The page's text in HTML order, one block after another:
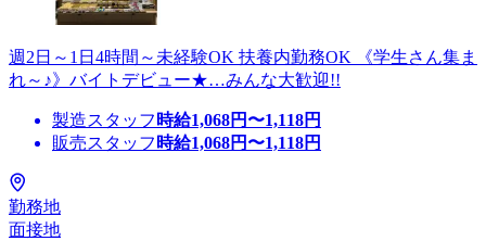
週2日～1日4時間～未経験OK 扶養内勤務OK 《学生さん集ま
れ～♪》バイトデビュー★…みんな大歓迎!!
製造スタッフ 時給1,068円〜1,118円
販売スタッフ 時給1,068円〜1,118円
勤務地
面接地